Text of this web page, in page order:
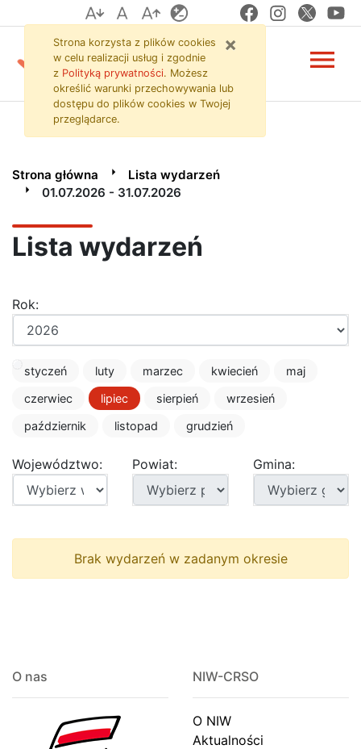
Lista wydarzeń
Przejdź do zawartości strony
Przejdź do menu
Przejdź do wyszukiwarki
×
Strona korzysta z plików cookies
w celu realizacji usług i zgodnie
z Polityką prywatności. Możesz
określić warunki przechowywania lub
dostępu do plików cookies w Twojej
przeglądarce.
menu
Strona główna
Lista wydarzeń
01.07.2026 - 31.07.2026
Lista wydarzeń
Rok:
Rok:
styczeń luty marzec kwiecień
maj
czerwiec
lipiec sierpień
wrzesień
październik
listopad grudzień
Województwo:
Województwo:
Powiat:
Powiat:
Gmina:
Gmina:
Brak wydarzeń w zadanym okresie
O nas NIW-CRSO
O NIW
Aktualności